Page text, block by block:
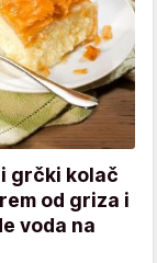
grčki kolač
od griza i
voda na